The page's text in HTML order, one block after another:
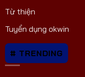
Từ thiện
Tuyển dụng okwin
# TRENDING